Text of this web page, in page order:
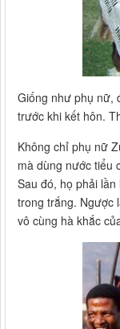
Giống như phụ nữ,
trước khi kết hôn.
Không chỉ phụ nữ
mà dùng nước tiểu
Sau đó, họ phải
trong trắng. Ngược
vô cùng hà khắc